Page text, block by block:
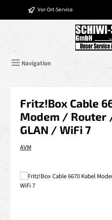
Zum Hauptinhalt springen
Vor-Ort-Service
Navigation
Fritz!Box Cable
Modem / Router
GLAN / WiFi 7
AVM
Bildergalerie überspringen